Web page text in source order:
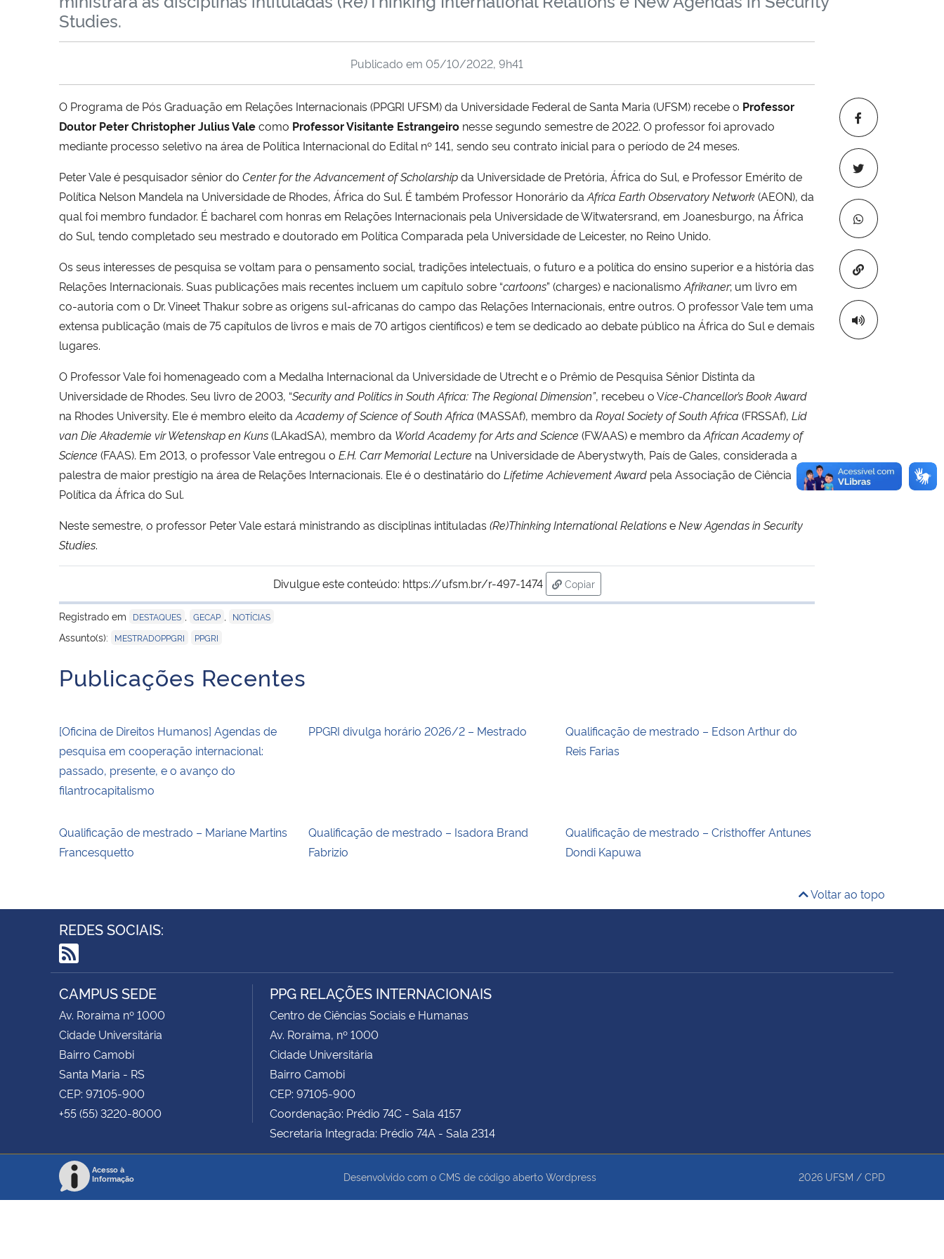
Studies.
Copiar para
Publicado em 05/10/2022, 9h41
O Programa de Pós Graduação em Relações Internacionais (PPGRI UFSM) da Universidade Federal de Santa Maria (UFSM) recebe o Professor
Doutor Peter Christopher Julius Valecomo Professor Visitante Estrangeiro nesse segundo semestre de 2022. O professor foi aprovado
mediante processo seletivo na área de Política Internacional do Edital nº 141, sendo seu contrato inicial para o período de 24 meses.
Peter Vale é pesquisador sênior do Center for the Advancement of Scholarshipda Universidade de Pretória, África do Sul, e Professor Emérito de
Política Nelson Mandela na Universidade de Rhodes, África do Sul. É também Professor Honorário da Africa Earth Observatory Network(AEON), da
qual foi membro fundador. É bacharel com honras em Relações Internacionais pela Universidade de Witwatersrand, em Joanesburgo, na África
do Sul, tendo completado seu mestrado e doutorado em Política Comparada pela Universidade de Leicester, no Reino Unido.
Os seus interesses de pesquisa se voltam para o pensamento social, tradições intelectuais, o futuro e a política do ensino superior e a história das
Relações Internacionais. Suas publicações mais recentes incluem um capítulo sobre “cartoons” (charges) e nacionalismo Afrikaner; um livro em
co-autoria com o Dr. Vineet Thakur sobre as origens sul-africanas do campo das Relações Internacionais, entre outros. O professor Vale tem uma
extensa publicação (mais de 75 capítulos de livros e mais de 70 artigos científicos) e tem se dedicado ao debate público na África do Sul e demais
lugares.
O Professor Vale foi homenageado com a Medalha Internacional da Universidade de Utrecht e o Prêmio de Pesquisa Sênior Distinta da
Universidade de Rhodes. Seu livro de 2003, “Security and Politics in South Africa: The Regional Dimension”, recebeu o Vice-Chancellor’s Book Award
na Rhodes University. Ele é membro eleito da Academy of Science of South Africa (MASSAf), membro da Royal Society of South Africa (FRSSAf), Lid
van Die Akademie vir Wetenskap en Kuns(LAkadSA), membro da World Academy for Arts and Science (FWAAS) e membro da African Academy of
Science (FAAS). Em 2013, o professor Vale entregou o E.H. Carr Memorial Lecture na Universidade de Aberystwyth, País de Gales, considerada a
palestra de maior prestígio na área de Relações Internacionais. Ele é o destinatário do Lifetime Achievement Award pela Associação de Ciência
Política da África do Sul.
Neste semestre, o professor Peter Vale estará ministrando as disciplinas intituladas (Re)Thinking International RelationseNew Agendas in Security
Studies.
Divulgue este conteúdo: https://ufsm.br/r-497-1474
Copiar
para área de transferência
Registrado em
DESTAQUES GECAP NOTÍCIAS
Assunto(s): MESTRADOPPGRI PPGRI
Publicações Recentes
[Oficina de Direitos Humanos] Agendas de
pesquisa em cooperação internacional:
passado, presente, e o avanço do
filantrocapitalismo
PPGRI divulga horário 2026/2 – Mestrado
Qualificação de mestrado – Edson Arthur do
Reis Farias
Qualificação de mestrado – Mariane Martins
Francesquetto
Qualificação de mestrado – Isadora Brand
Fabrizio
Qualificação de mestrado – Cristhoffer Antunes
Dondi Kapuwa
Voltar ao topo
REDES SOCIAIS:
RSS
CAMPUS SEDE
Av. Roraima nº 1000
Cidade Universitária
Bairro Camobi
Santa Maria - RS
CEP: 97105-900
+55 (55) 3220-8000
PPG RELAÇÕES INTERNACIONAIS
Centro de Ciências Sociais e Humanas
Av. Roraima, nº 1000
Cidade Universitária
Bairro Camobi
CEP: 97105-900
Coordenação: Prédio 74C - Sala 4157
Secretaria Integrada: Prédio 74A - Sala 2314
Acesso à
Informação
Desenvolvido com o CMS de código aberto Wordpress 2026 UFSM / CPD